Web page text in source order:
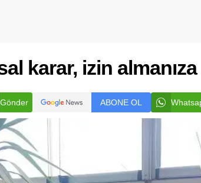
karar, izin
Gönder ABONE OL